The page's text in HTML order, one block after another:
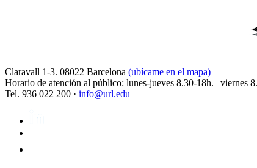
Claravall 1-3. 08022 Barcelona (ubícame en el mapa)
Horario de atención al público: lunes-jueves 8.30-18h. | viernes
Tel. 936 022 200 · info@url.edu